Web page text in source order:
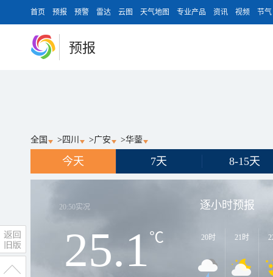
首页 预报 预警 雷达 云图 天气地图 专业产品 资讯 视频 节气
预报
全国 > 四川 >广安 >华蓥
今天 7天 8-15天
20:50实况
25.1℃
逐小时预报
20时 21时